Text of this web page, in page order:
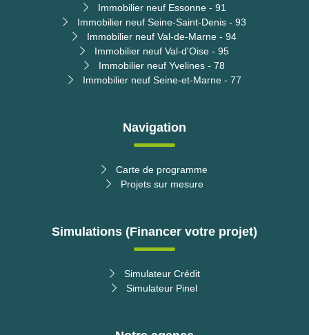
Immobilier neuf Essonne - 91
Immobilier neuf Seine-Saint-Denis - 93
Immobilier neuf Val-de-Marne - 94
Immobilier neuf Val-d'Oise - 95
Immobilier neuf Yvelines - 78
Immobilier neuf Seine-et-Marne - 77
Navigation
Carte de programme
Projets sur mesure
Simulations (Financer votre projet)
Simulateur Crédit
Simulateur Pinel